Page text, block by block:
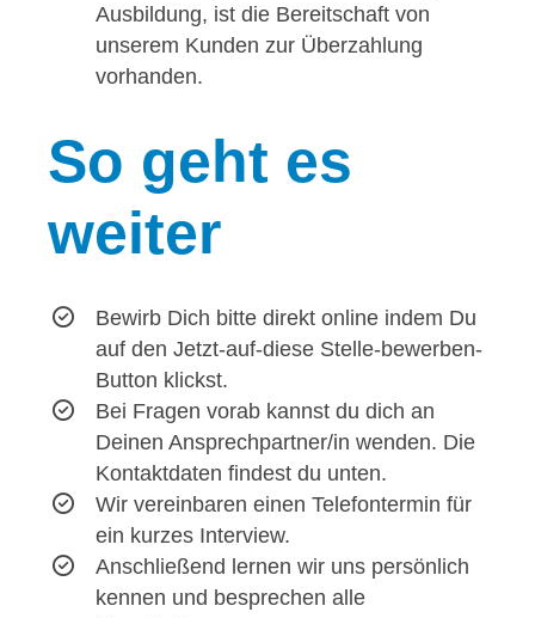
Ausbildung, ist die Bereitschaft von
unserem Kunden zur Überzahlung
vorhanden.
So geht es
weiter
Bewirb Dich bitte direkt online indem Du
auf den Jetzt-auf-diese Stelle-bewerben-
Button klickst.
Bei Fragen vorab kannst du dich an
Deinen Ansprechpartner/in wenden. Die
Kontaktdaten findest du unten.
Wir vereinbaren einen Telefontermin für
ein kurzes Interview.
Anschließend lernen wir uns persönlich
kennen und besprechen alle